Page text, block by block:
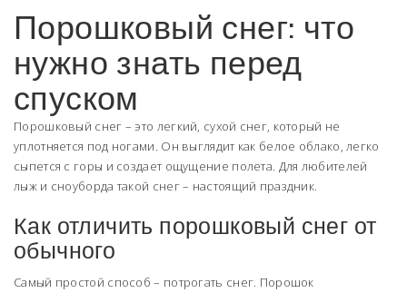
Порошковый снег: что
нужно знать перед
спуском
Порошковый снег – это легкий, сухой снег, который не
уплотняется под ногами. Он выглядит как белое облако, легко
сыпется с горы и создает ощущение полета. Для любителей
лыж и сноуборда такой снег – настоящий праздник.
Как отличить порошковый снег от
обычного
Самый простой способ – потрогать снег. Порошок